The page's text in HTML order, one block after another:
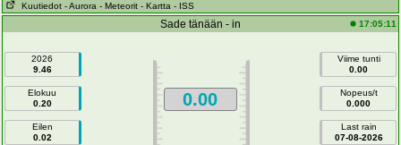
Kuutiedot - Aurora - Meteorit - Kartta - ISS
Sade tänään - in 17:05:11
2026
9.46
Elokuu
0.20
Eilen
0.02
0.00
Viime tunti
0.00
Nopeus/t
0.000
Last rain
07-08-2026